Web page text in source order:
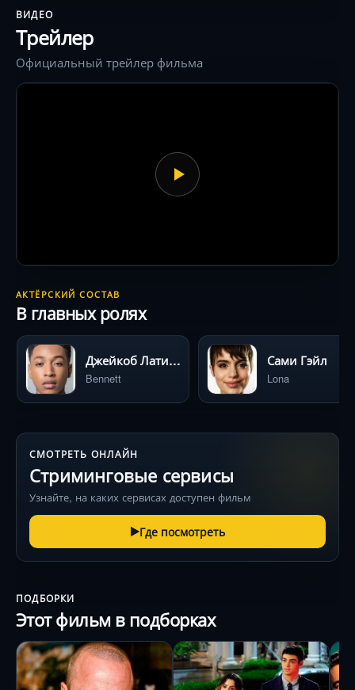
ВИДЕО
Трейлер
Официальный трейлер фильма
АКТЁРСКИЙ СОСТАВ
В главных ролях
Джейкоб Латимор
Bennett
Сами Гэйл
Lona
СМОТРЕТЬ ОНЛАЙН
Стриминговые сервисы
Узнайте, на каких сервисах доступен фильм
Где посмотреть
ПОДБОРКИ
Этот фильм в подборках